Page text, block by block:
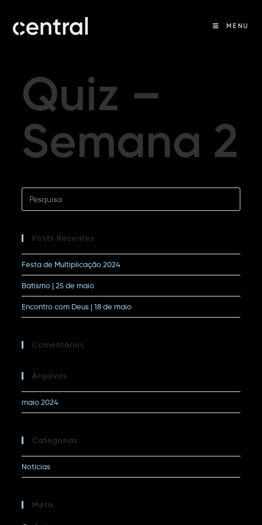
MENU
Quiz –
Semana 2
Posts Recentes
Festa de Multiplicação 2024
Batismo | 25 de maio
Encontro com Deus | 18 de maio
Comentários
Arquivos
maio 2024
Categorias
Notícias
Meta